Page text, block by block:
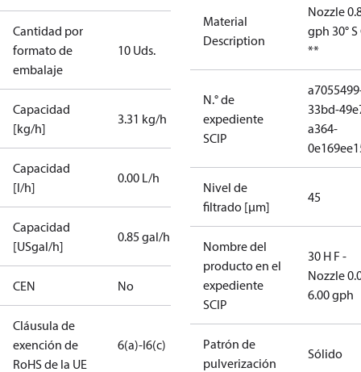
Cantidad por
formato de
embalaje
10 Uds.
Capacidad
[kg/h]
3.31 kg/h
Capacidad
[l/h]
0.00 L/h
Capacidad
[USgal/h]
0.85 gal/h
CEN No
Cláusula de
exención de
RoHS de la UE
6(a)-I6(c)
Material
Description
Nozzle
gph 30°
**
N.° de
expediente
SCIP
33bd-
a364-
Nivel de
filtrado [µm]
45
Nombre del
producto en el
expediente
SCIP
30 H F -
Nozzle
6.00 gph
Patrón de
pulverización
Sólido